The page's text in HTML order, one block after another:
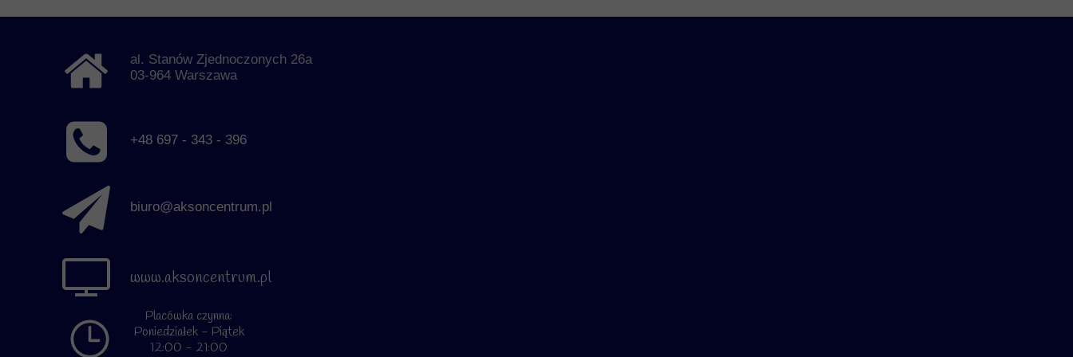
+48 697 - 343 - 396
Placówka czynna:
Poniedziałek - Piątek
12:00 - 21:00
www.aksoncentrum.pl
biuro@aksoncentrum.pl
al. Stanów Zjednoczonych 26a
03-964 Warszawa